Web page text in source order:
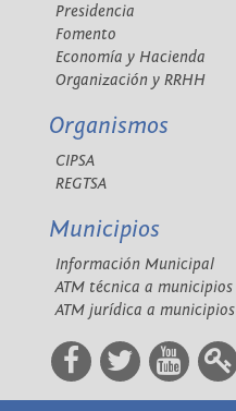
Presidencia
Fomento
Economía y Hacienda
Organización y RRHH
Organismos
CIPSA
REGTSA
Municipios
Información Municipal
ATM técnica a municipios
ATM jurídica a municipios